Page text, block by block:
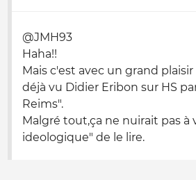
@JMH93
Haha!!
Mais c'est avec un grand
déjà vu Didier Eribon sur HS
Reims".
Malgré tout,ça ne nuirait pas à
ideologique" de le lire.